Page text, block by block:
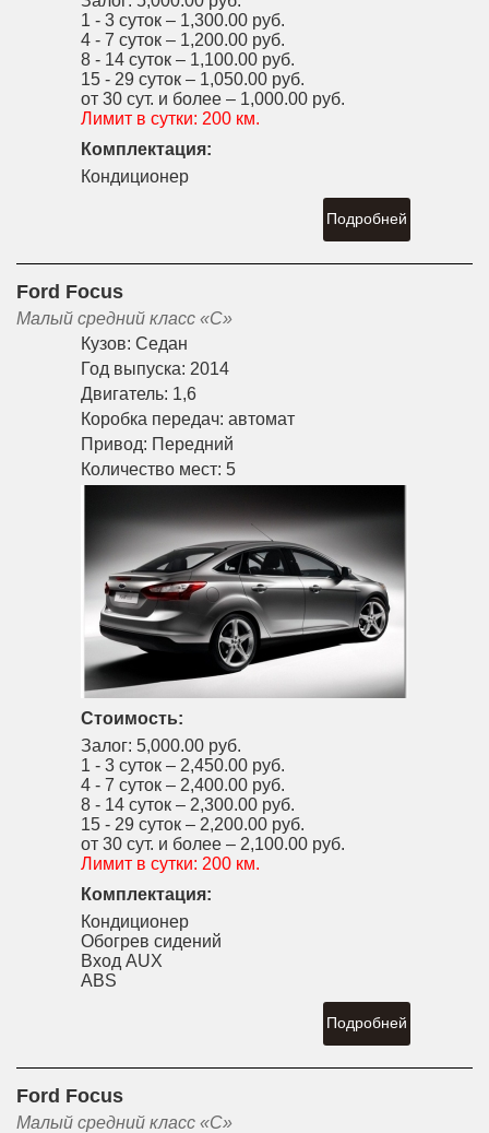
1 - 3 суток – 1,300.00 руб.
4 - 7 суток – 1,200.00 руб.
8 - 14 суток – 1,100.00 руб.
15 - 29 суток – 1,050.00 руб.
от 30 сут. и более – 1,000.00 руб.
Лимит в сутки: 200 км.
Комплектация:
Кондиционер
Подробней
Ford Focus
Малый средний класс «С»
Кузов: Седан
Год выпуска: 2014
Двигатель: 1,6
Коробка передач: автомат
Привод: Передний
Количество мест: 5
Стоимость:
Залог: 5,000.00 руб.
1 - 3 суток – 2,450.00 руб.
4 - 7 суток – 2,400.00 руб.
8 - 14 суток – 2,300.00 руб.
15 - 29 суток – 2,200.00 руб.
от 30 сут. и более – 2,100.00 руб.
Лимит в сутки: 200 км.
Комплектация:
Кондиционер
Обогрев сидений
Вход AUX
ABS
Подробней
Ford Focus
Малый средний класс «С»